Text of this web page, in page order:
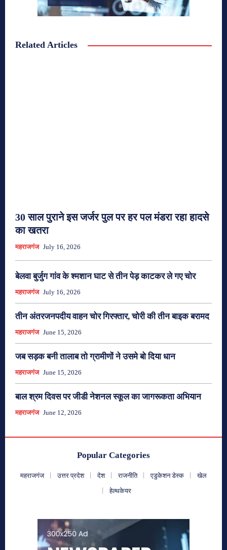
Related Articles
30 साल पुराने इस जर्जर पुल पर हर पल मंडरा रहा हादसे
का खतरा
महराजगंज July 16, 2026
बेलवा बुर्जुग गांव के श्मशान घाट से तीन पेड़ काटकर ले गए चोर
महराजगंज July 16, 2026
तीन अंतरजनपदीय वाहन चोर गिरफ्तार, चोरी की तीन बाइक बरामद
महराजगंज June 15, 2026
जब सड़क बनी तालाब तो ग्रामीणों ने उसमे बो दिया धान
महराजगंज June 15, 2026
बाल श्रम दिवस पर जीडी नेशनल स्कूल का जागरूकता अभियान
महराजगंज June 12, 2026
Popular Categories
महराजगंज उत्तर प्रदेश देश राजनीति एडुकेशन डेस्क
खेल
हेल्थकेयर